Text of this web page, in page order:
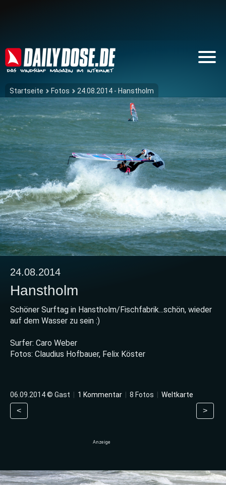
Startseite Fotos 24.08.2014 - Hanstholm
24.08.2014
Hanstholm
Schöner Surftag in Hanstholm/Fischfabrik...schön, wieder
auf dem Wasser zu sein :)
Surfer: Caro Weber
Fotos: Claudius Hofbauer, Felix Köster
06.09.2014 © Gast | 1 Kommentar | 8 Fotos | Weltkarte
< >